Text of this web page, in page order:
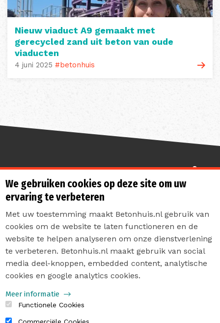
Nieuw viaduct A9 gemaakt met
gerecycled zand uit beton van oude
viaducten
4 juni 2025 #betonhuis
Sterk de toekomst in
Privacyverklaring
Sitemap
We gebruiken cookies op deze site om uw
ervaring te verbeteren
Met uw toestemming maakt Betonhuis.nl gebruik van
cookies om de website te laten functioneren en de
website te helpen analyseren om onze dienstverlening
te verbeteren. Betonhuis.nl maakt gebruik van social
media deel-knoppen, embedded content, analytische
cookies en google analytics cookies.
Meer informatie
Functionele Cookies